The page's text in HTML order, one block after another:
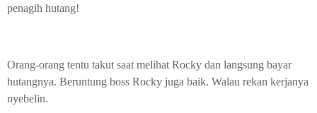
penagih hutang!
Orang-orang tentu takut saat melihat Rocky dan langsung bayar
hutangnya. Beruntung boss Rocky juga baik. Walau rekan kerjanya
nyebelin.